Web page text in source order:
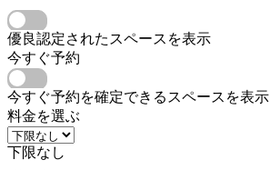
優良認定されたスペースを表示
今すぐ予約
今すぐ予約を確定できるスペースを表示
料金を選ぶ
下限なし